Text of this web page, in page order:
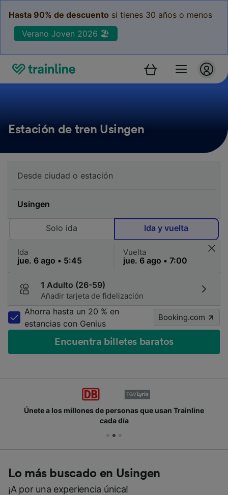
Hasta 90% de descuento si tienes 30 años o menos
Verano Joven 2026 🏖️
Estación de tren Usingen
Solo ida Ida y vuelta
Ida Vuelta
1 Adulto (26-59)
Añadir tarjeta de fidelización
Ahorra hasta un 20 % en
estancias con Genius
Booking.com
Encuentra billetes baratos
Únete a los millones de personas que usan Trainline
cada día
Lo más buscado en Usingen
¡A por una experiencia única!